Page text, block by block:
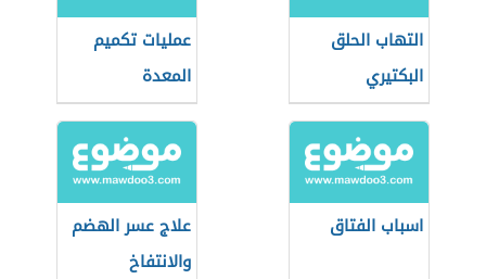
التهاب الحلق
البكتيري
عمليات تكميم
المعدة
اسباب الفتاق
علاج عسر الهضم
والانتفاخ